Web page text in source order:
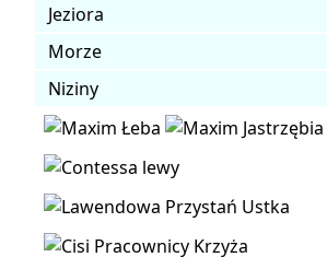
Jeziora
Morze
Niziny